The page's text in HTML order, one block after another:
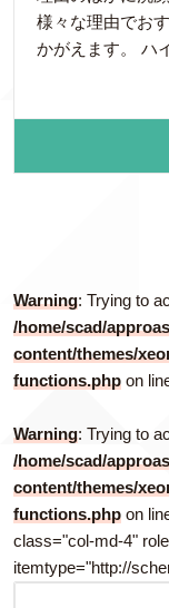
様々な理由でお
かがえます。 ハ
Warning: Trying to
/home/scad/
content/themes/
functions.php on
Warning: Trying to
/home/scad/
content/themes/
functions.php on
class="col-md-4"
itemtype="http://